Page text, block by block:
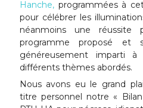
Hanche,programmées à
pour célébrer les
néanmoins une
programme proposé et
généreusement imparti à
différents thèmes abordés.
Nous avons eu le grand
titre personnel notre «